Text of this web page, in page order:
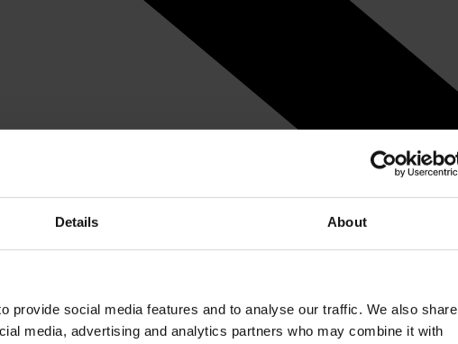
Details About
provide social media features and to analyse our traffic. We also share
media, advertising and analytics partners who may combine it with